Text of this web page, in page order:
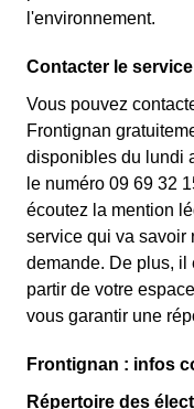
l'environnement.
Contacter le
Vous pouvez
Frontignan
disponibles du lundi
le numéro 09 69 32
écoutez la mention
service qui va savoir
demande. De plus, il
partir de votre
vous garantir une
Frontignan : infos
Répertoire des